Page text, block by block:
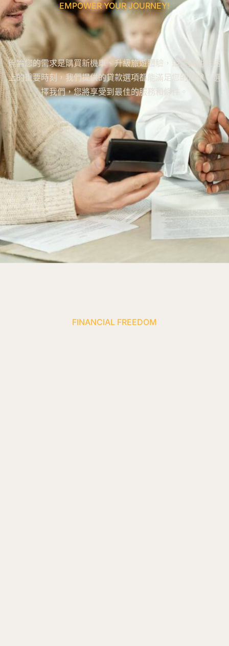
EMPOWER YOUR JOURNEY!
無論您的需求是購買新機車、升級旅遊體驗，還是其他生活
上的重要時刻，我們提供的貸款選項都能滿足您的需求。選
擇我們，您將享受到最佳的服務和條件。
FINANCIAL FREEDOM